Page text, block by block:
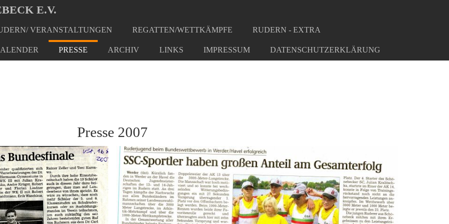
E.V.
VERANSTALTUNGEN REGATTEN/WETTKÄMPFE RUDERN - EXTRA
PRESSE ARCHIV LINKS IMPRESSUM DATENSCHUTZERKLÄRUNG
Presse 2007